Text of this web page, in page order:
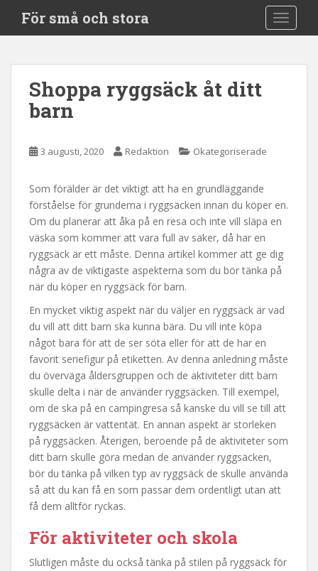
i
För små och stora
Shoppa ryggsäck åt ditt
barn
3 augusti, 2020 Redaktion Okategoriserade
Som förälder är det viktigt att ha en grundläggande
förståelse för grunderna i ryggsäcken innan du köper en.
Om du planerar att åka på en resa och inte vill släpa en
väska som kommer att vara full av saker, då har en
ryggsäck är ett måste. Denna artikel kommer att ge dig
några av de viktigaste aspekterna som du bör tänka på
när du köper en ryggsäck för barn.
En mycket viktig aspekt när du väljer en ryggsäck är vad
du vill att ditt barn ska kunna bära. Du vill inte köpa
något bara för att de ser söta eller för att de har en
favorit seriefigur på etiketten. Av denna anledning måste
du överväga åldersgruppen och de aktiviteter ditt barn
skulle delta i när de använder ryggsäcken. Till exempel,
om de ska på en campingresa så kanske du vill se till att
ryggsäcken är vattentät. En annan aspekt är storleken
på ryggsäcken. Återigen, beroende på de aktiviteter som
ditt barn skulle göra medan de använder ryggsäcken,
bör du tänka på vilken typ av ryggsäck de skulle använda
så att du kan få en som passar dem ordentligt utan att
få dem alltför ryckas.
För aktiviteter och skola
Slutligen måste du också tänka på stilen på ryggsäck för